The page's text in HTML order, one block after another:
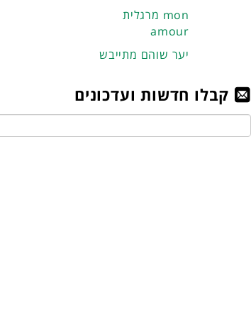
מרגלית mon
amour
יער שוהם מתייבש
קבלו חדשות ועדכונים